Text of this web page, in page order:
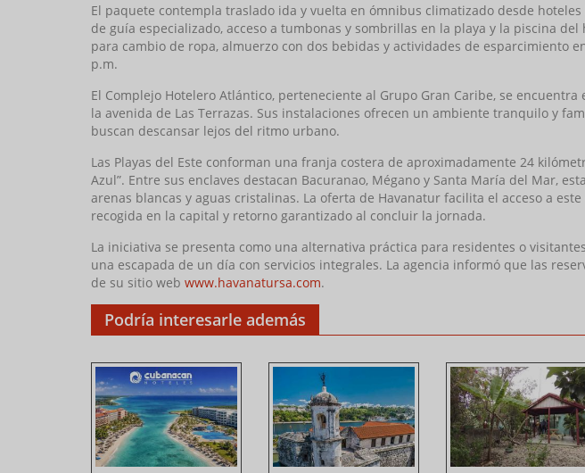
El paquete contempla traslado ida y vuelta en ómnibus climatizado desde
de guía especializado, acceso a tumbonas y sombrillas en la playa y la piscina
para cambio de ropa, almuerzo con dos bebidas y actividades de esparcimiento
p.m.
El Complejo Hotelero Atlántico, perteneciente al Grupo Gran Caribe, se
la avenida de Las Terrazas. Sus instalaciones ofrecen un ambiente tranquilo y
buscan descansar lejos del ritmo urbano.
Las Playas del Este conforman una franja costera de aproximadamente 24
Azul”. Entre sus enclaves destacan Bacuranao, Mégano y Santa María del Mar,
arenas blancas y aguas cristalinas. La oferta de Havanatur facilita el acceso a
recogida en la capital y retorno garantizado al concluir la jornada.
La iniciativa se presenta como una alternativa práctica para residentes o
una escapada de un día con servicios integrales. La agencia informó que las
de su sitio web www.havanatursa.com.
Podría interesarle además